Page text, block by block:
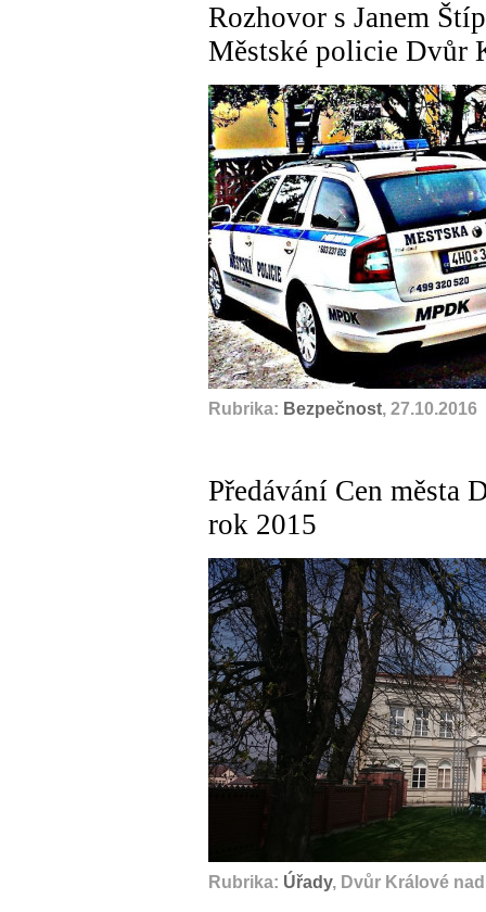
Rozhovor s Janem
Městské policie Dvůr
Rubrika: Bezpečnost, 27.10.2016
Předávání Cen města
rok 2015
Rubrika: Úřady, Dvůr Králové